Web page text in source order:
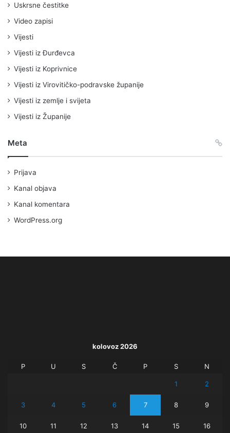
Uskrsne čestitke
Video zapisi
Vijesti
Vijesti iz Đurđevca
Vijesti iz Koprivnice
Vijesti iz Virovitičko-podravske županije
Vijesti iz zemlje i svijeta
Vijesti iz Županije
Meta
Prijava
Kanal objava
Kanal komentara
WordPress.org
kolovoz 2026
P U S Č P S N
1 2
3 4 5 6 7 8 9
10 11 12 13 14 15 16